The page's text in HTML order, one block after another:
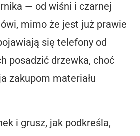
— od wiśni i czarnej
mimo że jest już prawie
się telefony od
posadzić drzewka, choć
zakupom materiału
i grusz, jak podkreśla,